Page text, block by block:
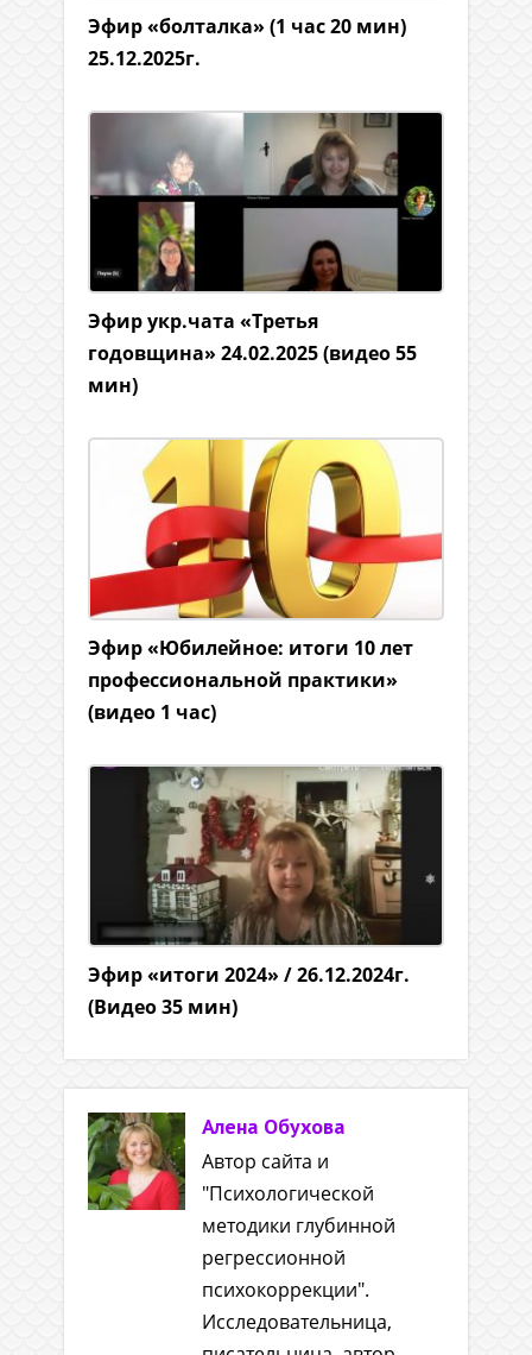
Эфир «болталка» (1 час 20 мин)
25.12.2025г.
Эфир укр.чата «Третья
годовщина» 24.02.2025 (видео 55
мин)
Эфир «Юбилейное: итоги 10 лет
профессиональной практики»
(видео 1 час)
Эфир «итоги 2024» / 26.12.2024г.
(Видео 35 мин)
Алена Обухова
Автор сайта и
"Психологической
методики глубинной
регрессионной
психокоррекции".
Исследовательница,